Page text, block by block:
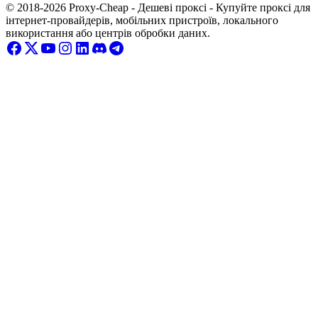
© 2018-2026 Proxy-Cheap - Дешеві проксі - Купуйте проксі для
інтернет-провайдерів, мобільних пристроїв, локального
використання або центрів обробки даних.